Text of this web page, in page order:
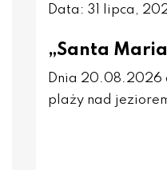
Data: 31 lipca,
„Santa
Dnia 20.08.2026
plaży nad